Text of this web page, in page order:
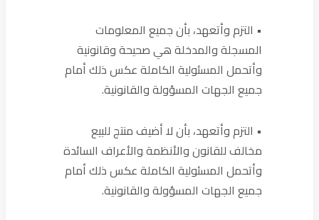
• التزم وأتعهد، بأن جميع المعلومات
المسجلة والمدخلة هي صحيحة وقانونية
وأتحمل المسئولية الكاملة عكس ذلك أمام
جميع الجهات المسؤولة والقانونية.
• التزم وأتعهد، بأن لا أضيف منتج للبيع
مخالف للقانون والأنظمة والأعراف السائدة
وأتحمل المسئولية الكاملة عكس ذلك أمام
جميع الجهات المسؤولة والقانونية.